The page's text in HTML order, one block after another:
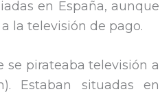
en España, aunque
la televisión de pago.
se pirateaba televisión a
Estaban situadas en